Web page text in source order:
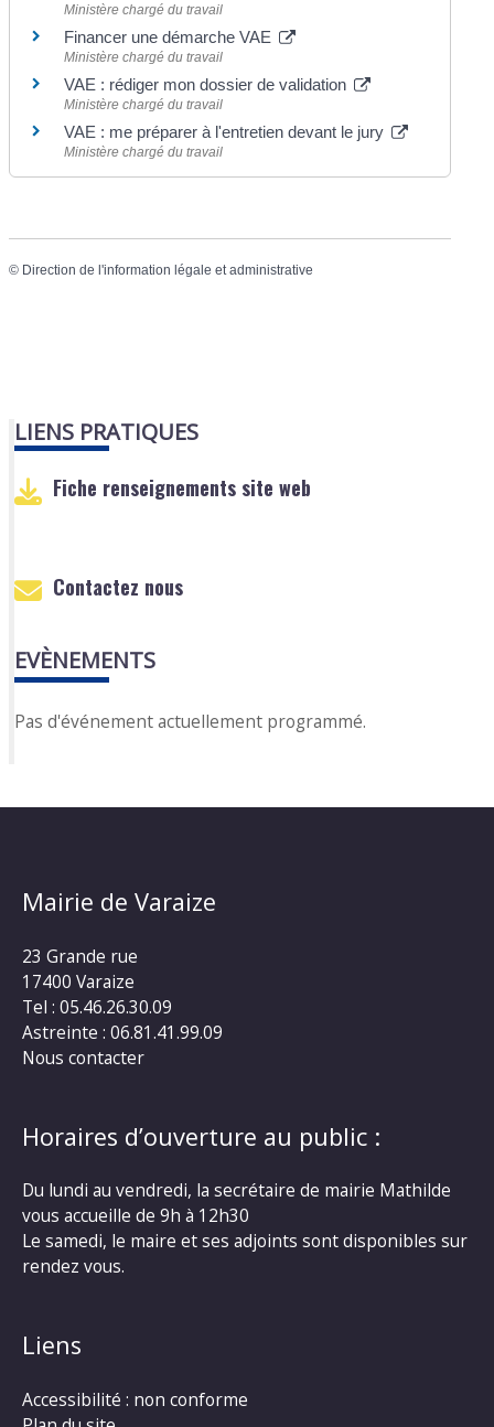
Ministère chargé du travail
Financer une démarche VAE
Ministère chargé du travail
VAE : rédiger mon dossier de validation
Ministère chargé du travail
VAE : me préparer à l'entretien devant le jury
Ministère chargé du travail
© Direction de l'information légale et administrative
LIENS PRATIQUES
Fiche renseignements site web
Contactez nous
EVÈNEMENTS
Pas d'événement actuellement programmé.
Mairie de Varaize
23 Grande rue
17400 Varaize
Tel : 05.46.26.30.09
Astreinte : 06.81.41.99.09
Nous contacter
Horaires d’ouverture au public :
Du lundi au vendredi, la secrétaire de mairie Mathilde
vous accueille de 9h à 12h30
Le samedi, le maire et ses adjoints sont disponibles sur
rendez vous.
Liens
Accessibilité : non conforme